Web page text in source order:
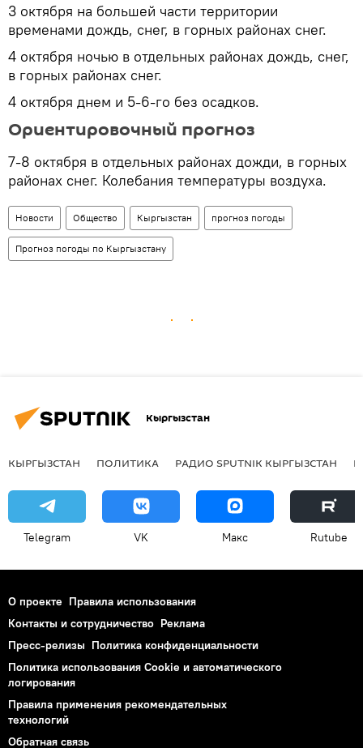
3 октября на большей части территории
временами дождь, снег, в горных районах снег.
4 октября ночью в отдельных районах дождь, снег,
в горных районах снег.
4 октября днем и 5-6-го без осадков.
Ориентировочный прогноз
7-8 октября в отдельных районах дожди, в горных
районах снег. Колебания температуры воздуха.
Новости Общество Кыргызстан прогноз погоды
Прогноз погоды по Кыргызстану
Кыргызстан
КЫРГЫЗСТАН ПОЛИТИКА РАДИО SPUTNIK КЫРГЫЗСТАН
Telegram VK Макс Rutube
О проекте Правила использования
Контакты и сотрудничество Реклама
Пресс-релизы Политика конфиденциальности
Политика использования Cookie и автоматического
логирования
Правила применения рекомендательных
технологий
Обратная связь